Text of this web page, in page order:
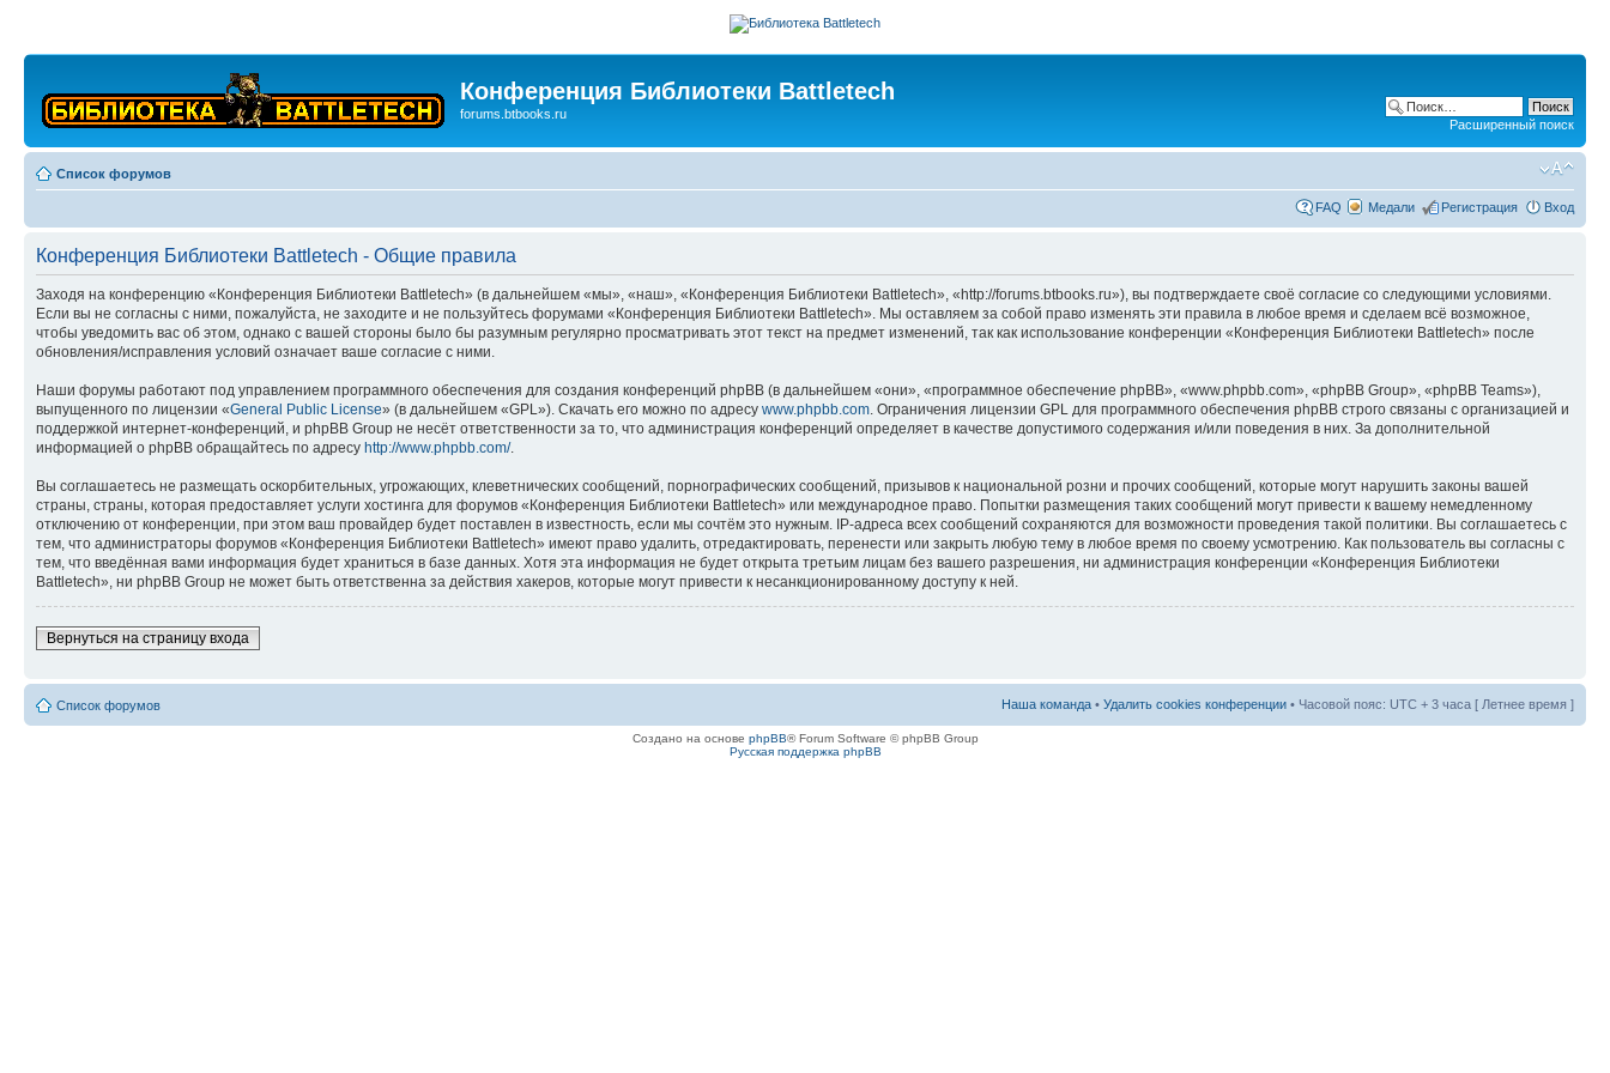
Конференция Библиотеки Battletech
forums.btbooks.ru
Расширенный поиск
Список форумов
FAQ Медали Регистрация Вход
Конференция Библиотеки Battletech - Общие правила
Заходя на конференцию «Конференция Библиотеки Battletech» (в дальнейшем «мы», «наш», «Конференция Библиотеки Battletech», «http://forums.btbooks.ru»), вы подтверждаете своё согласие со следующими условиями.
Если вы не согласны с ними, пожалуйста, не заходите и не пользуйтесь форумами «Конференция Библиотеки Battletech». Мы оставляем за собой право изменять эти правила в любое время и сделаем всё возможное,
чтобы уведомить вас об этом, однако с вашей стороны было бы разумным регулярно просматривать этот текст на предмет изменений, так как использование конференции «Конференция Библиотеки Battletech» после
обновления/исправления условий означает ваше согласие с ними.
Наши форумы работают под управлением программного обеспечения для создания конференций phpBB (в дальнейшем «они», «программное обеспечение phpBB», «www.phpbb.com», «phpBB Group», «phpBB Teams»),
выпущенного по лицензии «General Public License» (в дальнейшем «GPL»). Скачать его можно по адресу www.phpbb.com. Ограничения лицензии GPL для программного обеспечения phpBB строго связаны с организацией и
поддержкой интернет-конференций, и phpBB Group не несёт ответственности за то, что администрация конференций определяет в качестве допустимого содержания и/или поведения в них. За дополнительной
информацией о phpBB обращайтесь по адресу http://www.phpbb.com/.
Вы соглашаетесь не размещать оскорбительных, угрожающих, клеветнических сообщений, порнографических сообщений, призывов к национальной розни и прочих сообщений, которые могут нарушить законы вашей
страны, страны, которая предоставляет услуги хостинга для форумов «Конференция Библиотеки Battletech» или международное право. Попытки размещения таких сообщений могут привести к вашему немедленному
отключению от конференции, при этом ваш провайдер будет поставлен в известность, если мы сочтём это нужным. IP-адреса всех сообщений сохраняются для возможности проведения такой политики. Вы соглашаетесь с
тем, что администраторы форумов «Конференция Библиотеки Battletech» имеют право удалить, отредактировать, перенести или закрыть любую тему в любое время по своему усмотрению. Как пользователь вы согласны с
тем, что введённая вами информация будет храниться в базе данных. Хотя эта информация не будет открыта третьим лицам без вашего разрешения, ни администрация конференции «Конференция Библиотеки
Battletech», ни phpBB Group не может быть ответственна за действия хакеров, которые могут привести к несанкционированному доступу к ней.
Вернуться на страницу входа
Список форумов Наша команда • Удалить cookies конференции • Часовой пояс: UTC + 3 часа [ Летнее время ]
Создано на основе phpBB® Forum Software © phpBB Group
Русская поддержка phpBB